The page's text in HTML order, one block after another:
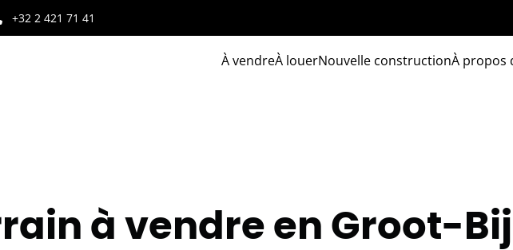
+32 2 421 71 41
À vendreÀ louerNouvelle constructionÀ propos
à vendre en Groot-